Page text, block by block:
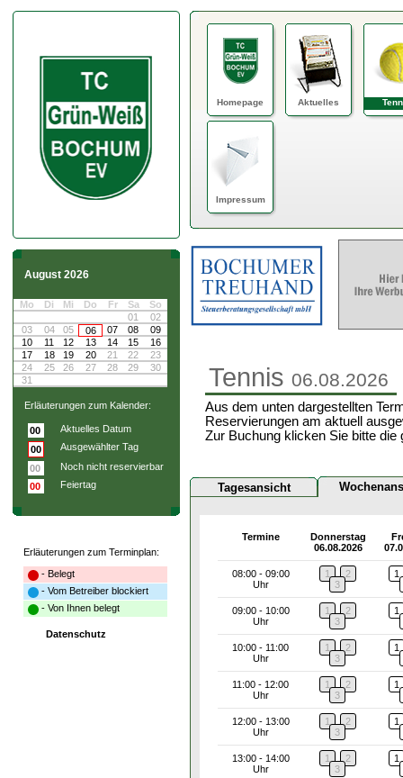
August 2026
Mo Di Mi Do Fr Sa
So
01
02
03
04 05 06 07 08
09
10
11 12 13 14 15
16
17
18 19 20 21 22
23
24
25 26 27 28 29
30
31
Erläuterungen zum Kalender:
00
Aktuelles Datum
00
Ausgewählter Tag
00
Noch nicht reservierbar
00
Feiertag
Erläuterungen zum Terminplan:
- Belegt
- Vom Betreiber blockiert
- Von Ihnen belegt
Datenschutz
Homepage Aktuelles
Impressum
Tennis 06.08.2026
Aus dem unten dargestellten
Reservierungen am aktuell
Zur Buchung klicken Sie bitte die
Tagesansicht
Termine
Donnerstag
06.08.2026
08:00 - 09:00
Uhr
1
2
3
1
09:00 - 10:00
Uhr
1
2
3
1
10:00 - 11:00
Uhr
1
2
3
1
11:00 - 12:00
Uhr
1
2
3
1
12:00 - 13:00
Uhr
1
2
3
1
13:00 - 14:00
Uhr
1
2
3
1